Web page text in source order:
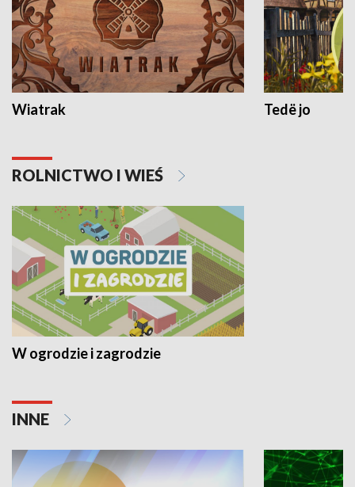
Wiatrak Tedë jo
ROLNICTWO I WIEŚ
W ogrodzie i zagrodzie
INNE